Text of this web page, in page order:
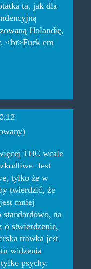
ta, jak dla
Holandię,
<br>Fuck em
THC wcale
Jest
tylko że w
twierdzić, że
mniej
na
o stwierdzenie,
trawka jest
widzenia
psychy.